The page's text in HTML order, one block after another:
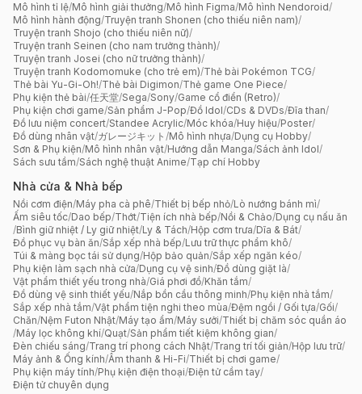
Mô hình tỉ lệ/Mô hình giải thưởng/Mô hình Figma/Mô hình Nendoroid/
Mô hình hành động/Truyện tranh Shonen (cho thiếu niên nam)/
Truyện tranh Shojo (cho thiếu niên nữ)/
Truyện tranh Seinen (cho nam trưởng thành)/
Truyện tranh Josei (cho nữ trưởng thành)/
Truyện tranh Kodomomuke (cho trẻ em)/Thẻ bài Pokémon TCG/
Thẻ bài Yu-Gi-Oh!/Thẻ bài Digimon/Thẻ game One Piece/
Phụ kiện thẻ bài/任天堂/Sega/Sony/Game cổ điển (Retro)/
Phụ kiện chơi game/Sản phẩm J-Pop/Đồ Idol/CDs & DVDs/Đĩa than/
Đồ lưu niệm concert/Standee Acrylic/Móc khóa/Huy hiệu/Poster/
Đồ dùng nhân vật/ガレージキット /Mô hình nhựa/Dụng cụ Hobby/
Sơn & Phụ kiện/Mô hình nhân vật/Hướng dẫn Manga/Sách ảnh Idol/
Sách sưu tầm/Sách nghệ thuật Anime/Tạp chí Hobby
Nhà cửa & Nhà bếp
Nồi cơm điện/Máy pha cà phê/Thiết bị bếp nhỏ/Lò nướng bánh mì/
Ấm siêu tốc/Dao bếp/Thớt/Tiện ích nhà bếp/Nồi & Chảo/Dụng cụ nấu ăn
/Bình giữ nhiệt / Ly giữ nhiệt/Ly & Tách/Hộp cơm trưa/Dĩa & Bát/
Đồ phục vụ bàn ăn/Sắp xếp nhà bếp/Lưu trữ thực phẩm khô/
Túi & màng bọc tái sử dụng/Hộp bảo quản/Sắp xếp ngăn kéo/
Phụ kiện làm sạch nhà cửa/Dụng cụ vệ sinh/Đồ dùng giặt là/
Vật phẩm thiết yếu trong nhà/Giá phơi đồ/Khăn tắm/
Đồ dùng vệ sinh thiết yếu/Nắp bồn cầu thông minh/Phụ kiện nhà tắm/
Sắp xếp nhà tắm/Vật phẩm tiện nghi theo mùa/Đệm ngồi / Gối tựa/Gối/
Chăn/Nệm Futon Nhật/Máy tạo ẩm/Máy sưởi/Thiết bị chăm sóc quần áo
/Máy lọc không khí/Quạt/Sản phẩm tiết kiệm không gian/
Đèn chiếu sáng/Trang trí phong cách Nhật/Trang trí tối giản/Hộp lưu trữ/
Máy ảnh & Ống kính/Âm thanh & Hi-Fi/Thiết bị chơi game/
Phụ kiện máy tính/Phụ kiện điện thoại/Điện tử cầm tay/
Điện tử chuyên dụng